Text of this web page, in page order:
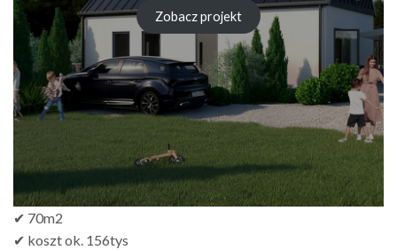
Zobacz projekt
✔ 70m2
✔ koszt ok. 156tys